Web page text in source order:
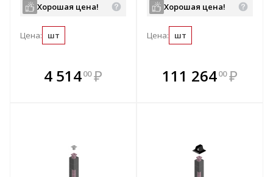
Хорошая цена!
Цена: шт
4 51400 ₽
В комплекте
всегда выгоднее!
Хорошая цена!
Цена: шт
В комплекте
всегда выгоднее!
111 26400 ₽